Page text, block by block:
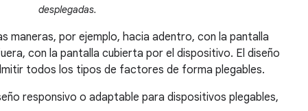
desplegadas.
maneras, por ejemplo, hacia adentro, con la pantalla
con la pantalla cubierta por el dispositivo. El diseño
todos los tipos de factores de forma plegables.
responsivo o adaptable para dispositivos plegables,